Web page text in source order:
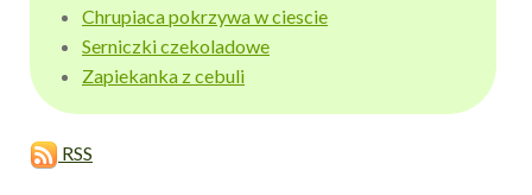
Chrupiaca pokrzywa w ciescie
Serniczki czekoladowe
Zapiekanka z cebuli
RSS